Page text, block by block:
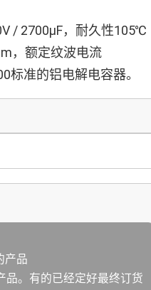
/ 2700µF，耐久性105℃
，额定纹波电流
标准的铝电解电容器。
产品
品。有的已经定好最终订货